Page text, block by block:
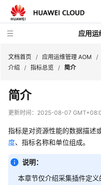
应用运
新
动
产
品
介
绍
文档首页 / 应用运维管理 AOM /
介绍
/ 指标总览 / 简介
简介
更新时间： 2025-08-07
指标是对资源性能的数据描述
度、指标名称和单位组成。
说明：
本章节仅介绍采集插件定